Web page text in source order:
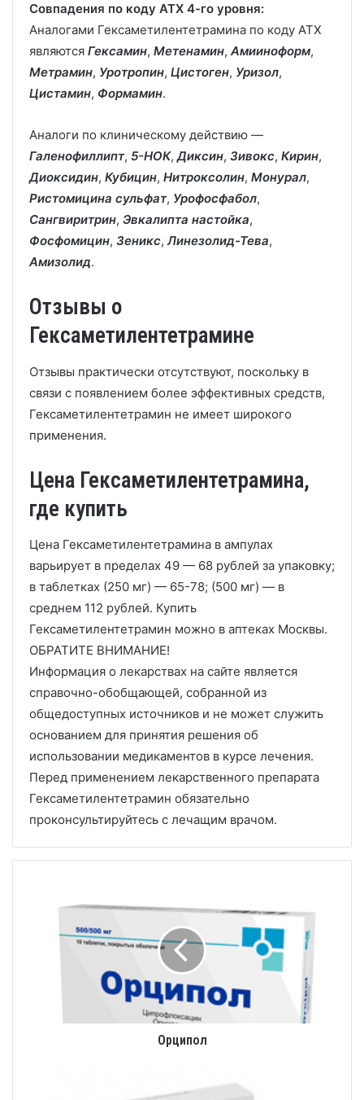
Совпадения по коду АТХ 4-го уровня:
Аналогами Гексаметилентетрамина по коду АТХ
являются Гексамин, Метенамин, Амииноформ,
Метрамин, Уротропин, Цистоген, Уризол,
Цистамин, Формамин.
Аналоги по клиническому действию —
Галенофиллипт, 5-НОК,Диксин, Зивокс, Кирин,
Диоксидин, Кубицин, Нитроксолин, Монурал,
Ристомицина сульфат, Урофосфабол,
Сангвиритрин, Эвкалипта настойка,
Фосфомицин, Зеникс,Линезолид-Тева,
Амизолид.
Отзывы о
Гексаметилентетрамине
Отзывы практически отсутствуют, поскольку в
связи с появлением более эффективных средств,
Гексаметилентетрамин не имеет широкого
применения.
Цена Гексаметилентетрамина,
где купить
Цена Гексаметилентетрамина в ампулах
варьирует в пределах 49 — 68 рублей за упаковку;
в таблетках (250 мг) — 65-78; (500 мг) — в
среднем 112 рублей. Купить
Гексаметилентетрамин можно в аптеках Москвы.
ОБРАТИТЕ ВНИМАНИЕ!
Информация о лекарствах на сайте является
справочно-обобщающей, собранной из
общедоступных источников и не может служить
основанием для принятия решения об
использовании медикаментов в курсе лечения.
Перед применением лекарственного препарата
Гексаметилентетрамин обязательно
проконсультируйтесь с лечащим врачом.
Орципол